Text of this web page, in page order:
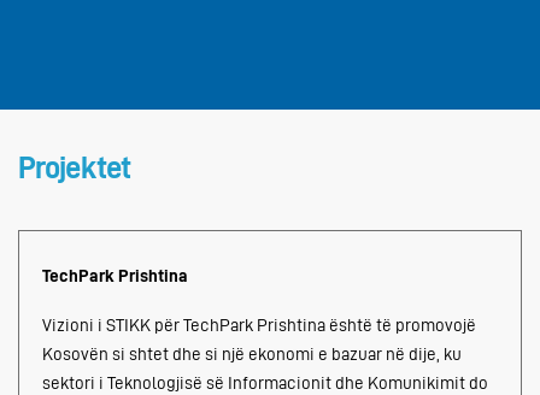
Projektet
TechPark Prishtina
Vizioni i STIKK për TechPark Prishtina është të promovojë
Kosovën si shtet dhe si një ekonomi e bazuar në dije, ku
sektori i Teknologjisë së Informacionit dhe Komunikimit do